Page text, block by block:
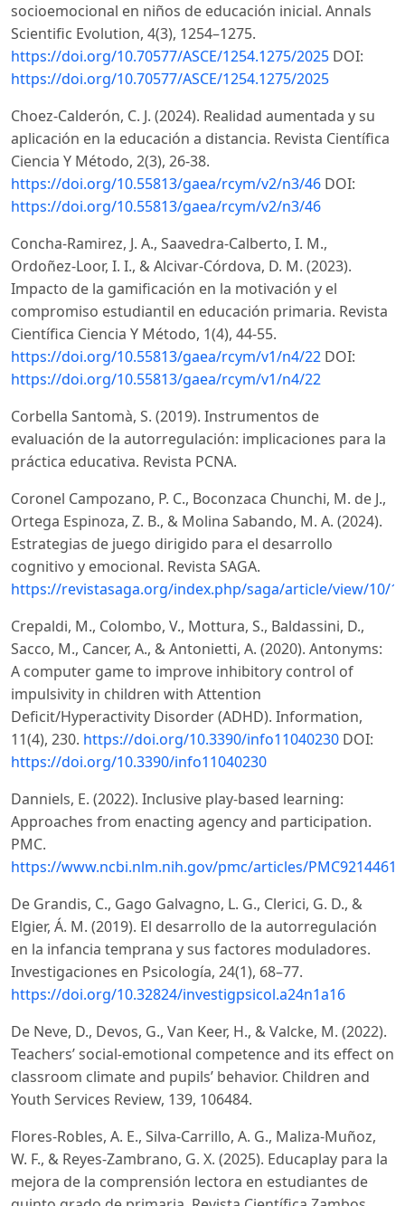
socioemocional en niños de educación inicial. Annals
Scientific Evolution, 4(3), 1254–1275.
https://doi.org/10.70577/ASCE/1254.1275/2025 DOI:
https://doi.org/10.70577/ASCE/1254.1275/2025
Choez-Calderón, C. J. (2024). Realidad aumentada y su
aplicación en la educación a distancia. Revista Científica
Ciencia Y Método, 2(3), 26-38.
https://doi.org/10.55813/gaea/rcym/v2/n3/46 DOI:
https://doi.org/10.55813/gaea/rcym/v2/n3/46
Concha-Ramirez, J. A., Saavedra-Calberto, I. M.,
Ordoñez-Loor, I. I., & Alcivar-Córdova, D. M. (2023).
Impacto de la gamificación en la motivación y el
compromiso estudiantil en educación primaria. Revista
Científica Ciencia Y Método, 1(4), 44-55.
https://doi.org/10.55813/gaea/rcym/v1/n4/22 DOI:
https://doi.org/10.55813/gaea/rcym/v1/n4/22
Corbella Santomà, S. (2019). Instrumentos de
evaluación de la autorregulación: implicaciones para la
práctica educativa. Revista PCNA.
Coronel Campozano, P. C., Boconzaca Chunchi, M. de J.,
Ortega Espinoza, Z. B., & Molina Sabando, M. A. (2024).
Estrategias de juego dirigido para el desarrollo
cognitivo y emocional. Revista SAGA.
https://revistasaga.org/index.php/saga/article/view/10/
Crepaldi, M., Colombo, V., Mottura, S., Baldassini, D.,
Sacco, M., Cancer, A., & Antonietti, A. (2020). Antonyms:
A computer game to improve inhibitory control of
impulsivity in children with Attention
Deficit/Hyperactivity Disorder (ADHD). Information,
11(4), 230. https://doi.org/10.3390/info11040230 DOI:
https://doi.org/10.3390/info11040230
Danniels, E. (2022). Inclusive play-based learning:
Approaches from enacting agency and participation.
PMC.
https://www.ncbi.nlm.nih.gov/pmc/articles/PMC9214461/
De Grandis, C., Gago Galvagno, L. G., Clerici, G. D., &
Elgier, Á. M. (2019). El desarrollo de la autorregulación
en la infancia temprana y sus factores moduladores.
Investigaciones en Psicología, 24(1), 68–77.
https://doi.org/10.32824/investigpsicol.a24n1a16
De Neve, D., Devos, G., Van Keer, H., & Valcke, M. (2022).
Teachers’ social-emotional competence and its effect on
classroom climate and pupils’ behavior. Children and
Youth Services Review, 139, 106484.
Flores-Robles, A. E., Silva-Carrillo, A. G., Maliza-Muñoz,
W. F., & Reyes-Zambrano, G. X. (2025). Educaplay para la
mejora de la comprensión lectora en estudiantes de